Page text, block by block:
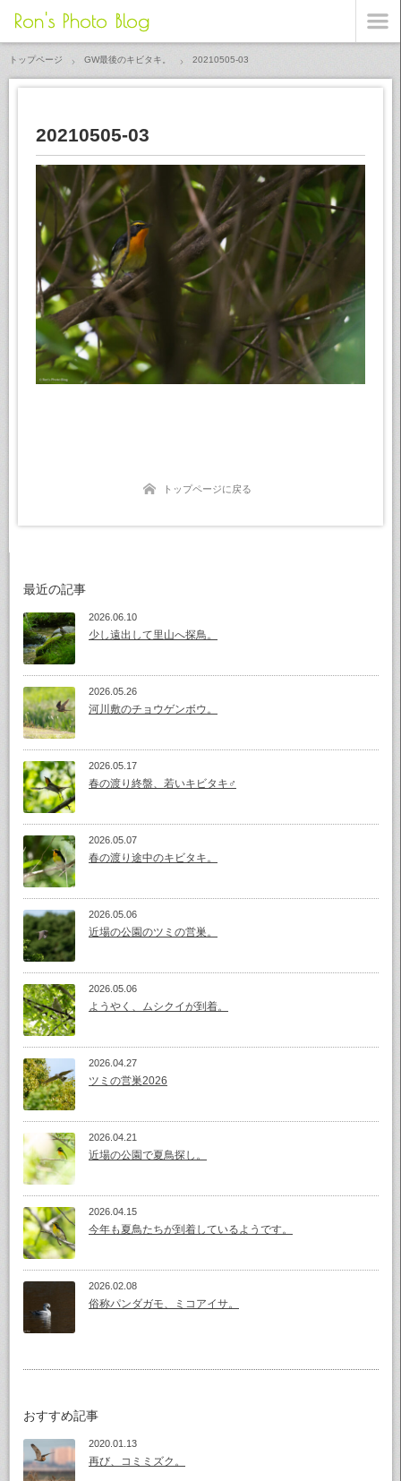
Ron's Photo Blog
トップページ GW最後のキビタキ。 20210505-03
20210505-03
トップページに戻る
最近の記事
2026.06.10
少し遠出して里山へ探鳥。
2026.05.26
河川敷のチョウゲンボウ。
2026.05.17
春の渡り終盤、若いキビタキ♂
2026.05.07
春の渡り途中のキビタキ。
2026.05.06
近場の公園のツミの営巣。
2026.05.06
ようやく、ムシクイが到着。
2026.04.27
ツミの営巣2026
2026.04.21
近場の公園で夏鳥探し。
2026.04.15
今年も夏鳥たちが到着しているようです。
2026.02.08
俗称パンダガモ、ミコアイサ。
おすすめ記事
2020.01.13
再び、コミミズク。